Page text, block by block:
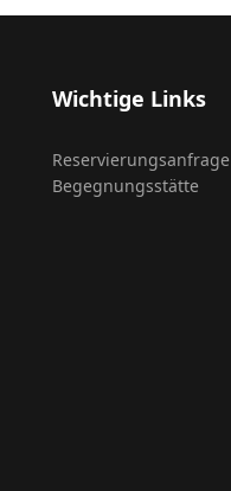
Wichtige Links
Reservierungsanfrage
Begegnungsstätte